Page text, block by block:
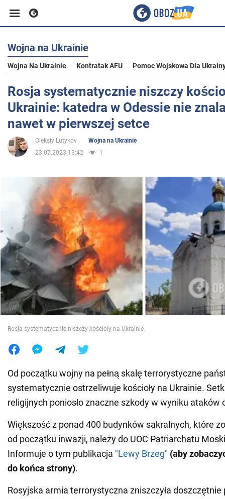
Biznes
Sport
Rozrywka
Życie
Polityka
Społeczeństwo
Wojna na Ukrainie
Świat
Jedzenie
Wojna na Ukrainie
Wojna Na Ukrainie Kontratak AFU Pomoc Wojskowa Dla
Rosja systematycznie niszczy
Ukrainie: katedra w Odessie nie
nawet w pierwszej setce
Oleksiy Lutykov
Wojna na Ukrainie
23.07.2023 13:42
1
Rosja systematycznie niszczy kościoły na Ukrainie
Od początku wojny na pełną skalę terrorystyczne
systematycznie ostrzeliwuje kościoły na Ukrainie.
religijnych poniosło znaczne szkody w wyniku ataków
Większość z ponad 400 budynków sakralnych, które
od początku inwazji, należy do UOC Patriarchatu
Informuje o tym publikacja "Lewy Brzeg" (aby
do końca strony).
Rosyjska armia terrorystyczna zniszczyła doszczętnie